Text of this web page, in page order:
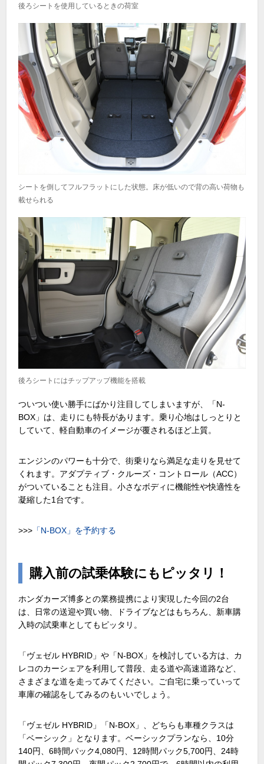
後ろシートを使用しているときの荷室
シートを倒してフルフラットにした状態。床が低いので背の高い荷物も
載せられる
後ろシートにはチップアップ機能を搭載
ついつい使い勝手にばかり注目してしまいますが、「N-
BOX」は、走りにも特長があります。乗り心地はしっとりと
していて、軽自動車のイメージが覆されるほど上質。
エンジンのパワーも十分で、街乗りなら満足な走りを見せて
くれます。アダプティブ・クルーズ・コントロール（ACC）
がついていることも注目。小さなボディに機能性や快適性を
凝縮した1台です。
>>> 「N-BOX」を予約する
購入前の試乗体験にもピッタリ！
ホンダカーズ博多との業務提携により実現した今回の2台
は、日常の送迎や買い物、ドライブなどはもちろん、新車購
入時の試乗車としてもピッタリ。
「ヴェゼル HYBRID」や「N-BOX」を検討している方は、カ
レコのカーシェアを利用して普段、走る道や高速道路など、
さまざまな道を走ってみてください。ご自宅に乗っていって
車庫の確認をしてみるのもいいでしょう。
「ヴェゼル HYBRID」「N-BOX」、どちらも車種クラスは
「ベーシック」となります。ベーシックプランなら、10分
140円、6時間パック4,080円、12時間パック5,700円、24時